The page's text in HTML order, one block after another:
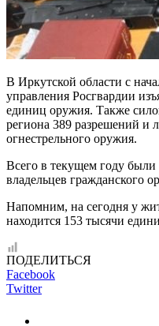
В Иркутской области с
управления Росгвардии
единиц оружия. Также
региона 389 разрешений и
огнестрельного оружия.
Всего в текущем году
владельцев гражданского
Напомним, на сегодня у
находится 153 тысячи
ПОДЕЛИТЬСЯ
Facebook
Twitter